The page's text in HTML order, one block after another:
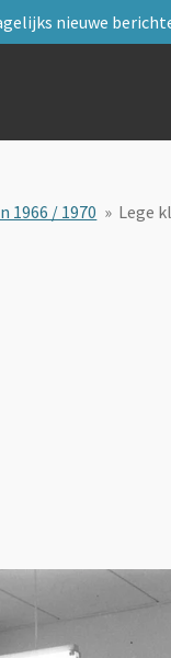
nieuwe
1966 / 1970 » Lege